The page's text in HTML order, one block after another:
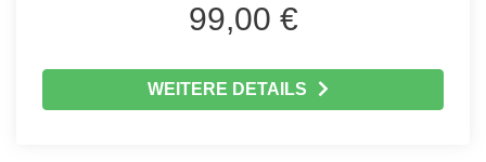
99,00 €
WEITERE DETAILS